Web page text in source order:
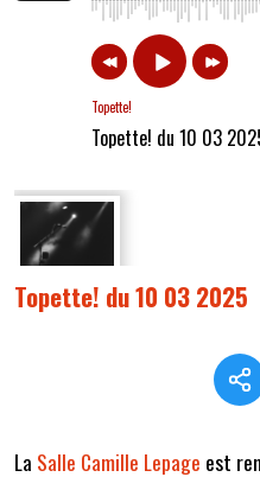
Topette!
Topette! du 10 03
Topette! du 10 03 2025
La Salle Camille Lepage est